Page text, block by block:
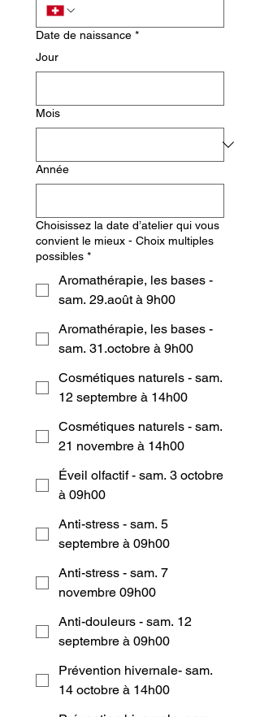
Date de naissance *
Jour
Mois
Année
Choisissez la date d’atelier qui vous
convient le mieux - Choix multiples
possibles *
Aromathérapie, les bases -
sam. 29.août à 9h00
Aromathérapie, les bases -
sam. 31.octobre à 9h00
Cosmétiques naturels - sam.
12 septembre à 14h00
Cosmétiques naturels - sam.
21 novembre à 14h00
Éveil olfactif - sam. 3 octobre
à 09h00
Anti-stress - sam. 5
septembre à 09h00
Anti-stress - sam. 7
novembre 09h00
Anti-douleurs - sam. 12
septembre à 09h00
Prévention hivernale- sam.
14 octobre à 14h00